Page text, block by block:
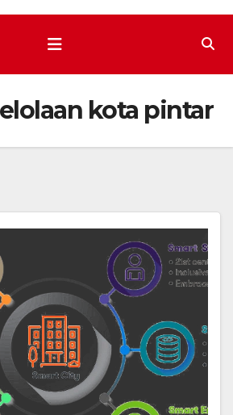
kota pintar